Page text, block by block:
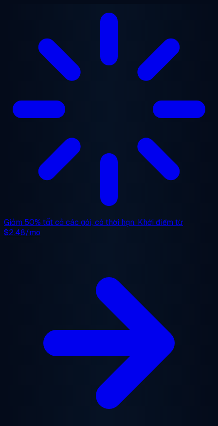
Giảm 50% tất cả các gói, có thời hạn. Khởi điểm từ
$2.48/mo